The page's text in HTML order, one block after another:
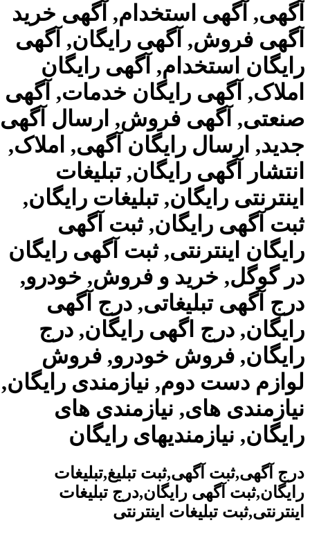
کافه استور
تماس با ما
آگهی, آگهی استخدام, آگهی خرید
آگهی فروش, آگهی رایگان, آگهی
رایگان استخدام, آگهی رایگان
املاک, آگهی رایگان خدمات, آگهی
صنعتی, آگهی فروش, ارسال آگهی
جدید, ارسال رایگان آگهی, املاک,
انتشار آگهی رایگان, تبلیغات
اینترنتی رایگان, تبلیغات رایگان,
ثبت آگهی رایگان, ثبت آگهی
رایگان اینترنتی, ثبت آگهی رایگان
در گوگل, خرید و فروش, خودرو,
درج آگهی تبلیغاتی, درج آگهی
رایگان, درج اگهی رایگان, درج
رایگان, فروش خودرو, فروش
لوازم دست دوم, نیازمندی رایگان,
نیازمندی های, نیازمندی‌ های
رایگان, نیازمندیهای رایگان
درج آگهی,ثبت آگهی,ثبت تبلیغ,تبلیغات
رایگان,ثبت آگهی رایگان,درج تبلیغات
اینترنتی,ثبت تبلیغات اینترنتی